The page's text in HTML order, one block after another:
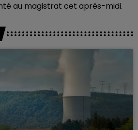
au magistrat cet après-midi.